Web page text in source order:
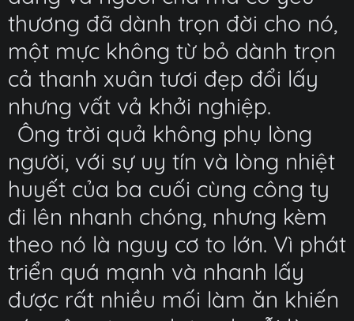
thương đã dành trọn đời cho nó,
một mực không từ bỏ dành trọn
cả thanh xuân tươi đẹp đổi lấy
nhưng vất vả khởi nghiệp.
Ông trời quả không phụ lòng
người, với sự uy tín và lòng nhiệt
huyết của ba cuối cùng công ty
đi lên nhanh chóng, nhưng kèm
theo nó là nguy cơ to lớn. Vì phát
triển quá mạnh và nhanh lấy
được rất nhiều mối làm ăn khiến